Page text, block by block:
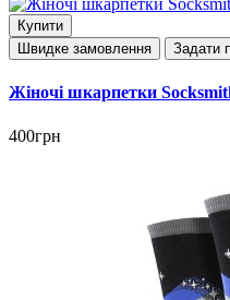
Купити
Швидке замовлення
Задати
Жіночі шкарпетки
400грн